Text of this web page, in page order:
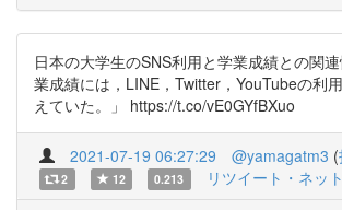
日本の大学生のSNS利用と学業成績との関
業成績には，LINE，Twitter，YouTubeの利
えていた。」 https://t.co/vE0GYfBXuo
2021-07-19 06:27:29 @yamagatm3 (
2 12 0.213 リツイート・ネッ